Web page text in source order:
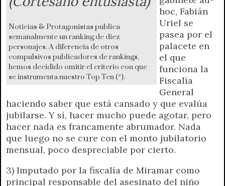
Noticias & Protagonistas publica
semanalmente un ranking de diez
personajes. A diferencia de otros
compulsivos publicadores de rankings,
hemos decidido omitir el criterio con que
se instrumenta nuestro Top Ten (*).
hoc, Fabián
Uriel se
pasea por el
palacete en
el que
funciona la
Fiscalía
General
haciendo saber que está cansado y que evalúa
jubilarse. Y sí, hacer mucho puede agotar, pero
hacer nada es francamente abrumador. Nada
que luego no se cure con el monto jubilatorio
mensual, poco despreciable por cierto.
3) Imputado por la fiscalía de Miramar como
principal responsable del asesinato del niño